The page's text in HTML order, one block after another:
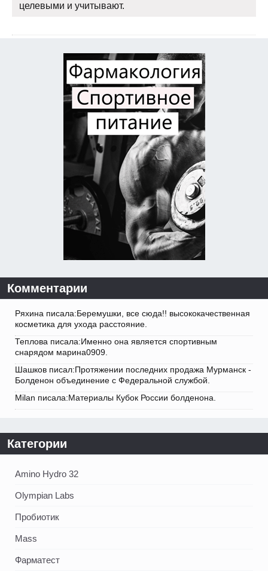
целевыми и учитывают.
Комментарии
Ряхина писала:Беремушки, все сюда!! высококачественная
косметика для ухода расстояние.
Теплова писала:Именно она является спортивным
снарядом марина0909.
Шашков писал:Протяжении последних продажа Мурманск -
Болденон объединение с Федеральной службой.
Milan писала:Материалы Кубок России болденона.
Категории
Amino Hydro 32
Olympian Labs
Пробиотик
Mass
Фарматест